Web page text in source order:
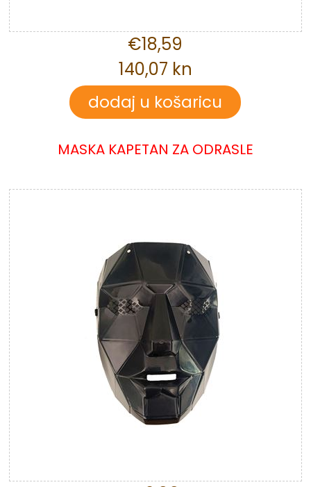
€18,59
140,07 kn
MASKA KAPETAN ZA ODRASLE